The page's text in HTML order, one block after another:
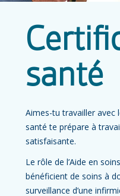
santé
Aimes-tu travailler avec
santé te prépare à
satisfaisante.
Le rôle de l’Aide en
bénéficient de soins à
surveillance d’une